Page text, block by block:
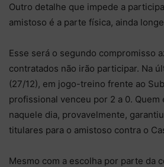
Outro detalhe que impede a
amistoso é a parte física, ainda
Esse será o segundo compromisso
contratados não irão participar. Na
(27/12), em jogo-treino frente ao
profissional venceu por 2 a 0. Quem
naquele dia, provavelmente,
titulares para o amistoso contra o
Mesmo com a escolha por parte da